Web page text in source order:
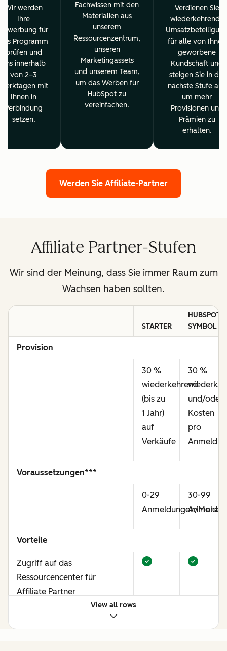
Wir werden
Ihre
für
Programm
prüfen und
uns innerhalb
von 2–3
mit
Ihnen in
Verbindung
setzen.
Fachwissen mit den
Materialien aus
unserem
Ressourcenzentrum,
unseren
Marketingassets
und unserem Team,
um das Werben für
HubSpot zu
vereinfachen.
Verdienen Sie
wiederkehrende
für alle von Ihnen
geworbene
Kundschaft und
steigen Sie in die
nächste Stufe auf,
um mehr
Provisionen und
Prämien zu
erhalten.
Werden Sie Affiliate-Partner
Affiliate Partner-Stufen
Wir sind der Meinung, dass Sie immer Raum zum
Wachsen haben sollten.
STARTER
HUBSPOT-
SYMBOL
Provision
30 %
wiederkehrend
(bis zu
1 Jahr)
auf
Verkäufe
30 %
und/oder
Kosten
pro
Voraussetzungen***
0-29
Anmeldungen/Monat
30-99
Vorteile
Zugriff auf das
Ressourcencenter für
Affiliate Partner
View all rows